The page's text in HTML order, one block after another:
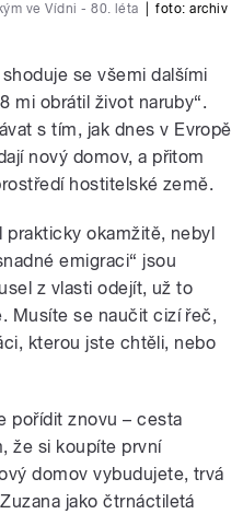
ve Vídni - 80. léta foto:archiv
se všemi dalšími
mi obrátil život naruby“.
s tím, jak dnes v Evropě
nový domov, a přitom
hostitelské země.
okamžitě, nebyl
emigraci“ jsou
z vlasti odejít, už to
Musíte se naučit cizí řeč,
kterou jste chtěli, nebo
pořídit znovu – cesta
že si koupíte první
domov vybudujete, trvá
jako čtrnáctiletá